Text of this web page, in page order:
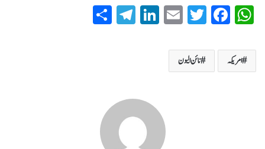
W
ha
ts
A
Fa
ce
bo
ok
T
wi
tte
r
E
m
Li
nk
T
el
امریکہ نائن الیون